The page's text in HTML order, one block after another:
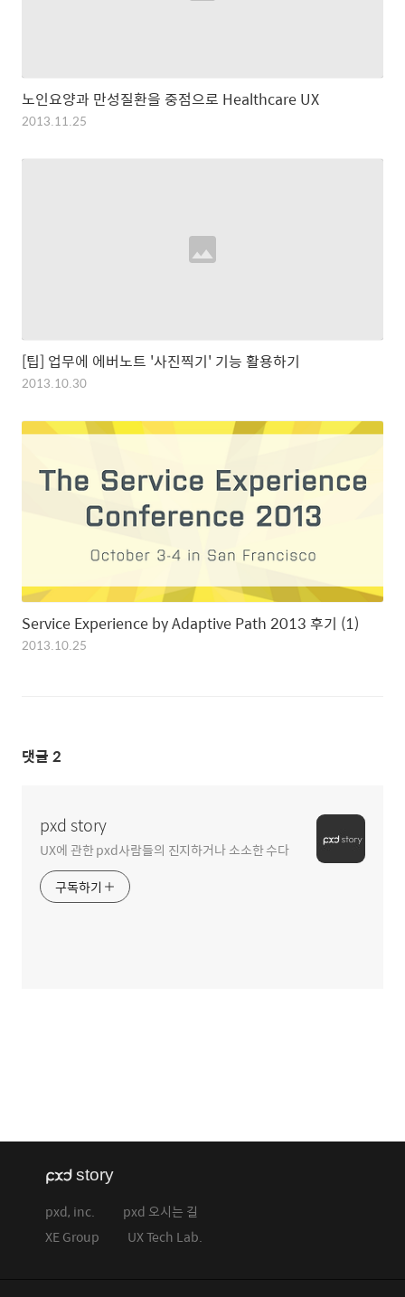
노인요양과 만성질환을 중점으로 Healthcare UX
2013.11.25
[팁] 업무에 에버노트 '사진찍기' 기능 활용하기
2013.10.30
Service Experience by Adaptive Path 2013 후기 (1)
2013.10.25
댓글 2
pxd story
UX에 관한 pxd사람들의 진지하거나 소소한 수다
구독하기
pxd, inc.
pxd 오시는 길
XE Group
UX Tech Lab.